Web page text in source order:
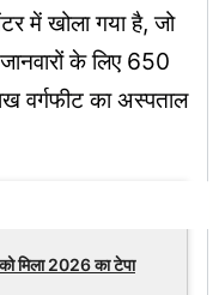
में खोला गया है, जो
के लिए 650
वर्गफीट का अस्पताल
मिला 2026 का टेपा